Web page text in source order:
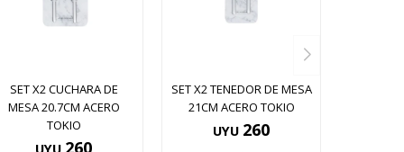
SET X2 CUCHARA DE
MESA 20.7CM ACERO
TOKIO
SET X2 TENEDOR DE MESA
21CM ACERO TOKIO
UYU 260